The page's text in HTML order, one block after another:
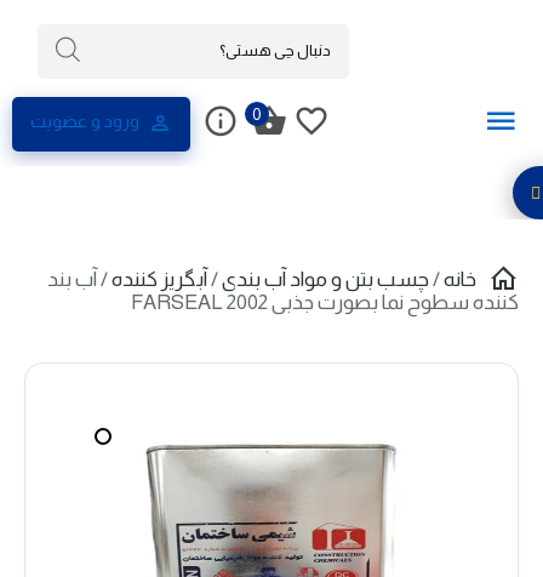
ورود و عضویت 0
خانه/چسب بتن و مواد آب بندی/آبگریز کننده/ آب بند
کننده سطوح نما بصورت جذبی FARSEAL 2002